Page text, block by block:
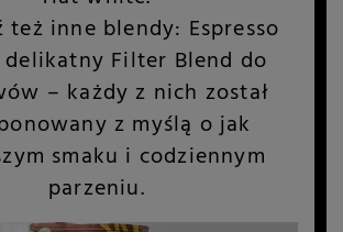
też inne blendy: Espresso
delikatny Filter Blend do
– każdy z nich został
z myślą o jak
smaku i codziennym
parzeniu.